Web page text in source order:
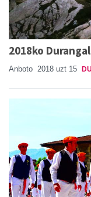
2018ko
Anboto 2018 uzt 15